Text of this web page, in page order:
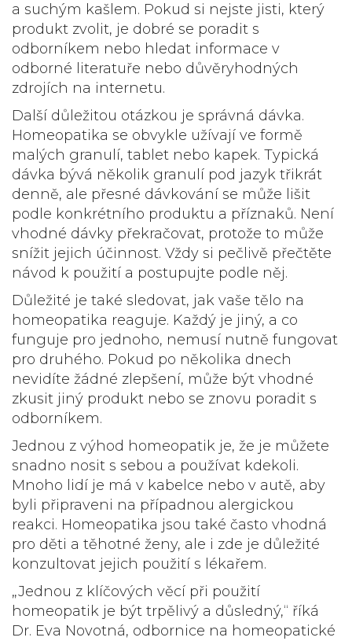
a suchým kašlem. Pokud si nejste jisti, který
produkt zvolit, je dobré se poradit s
odborníkem nebo hledat informace v
odborné literatuře nebo důvěryhodných
zdrojích na internetu.
Další důležitou otázkou je správná dávka.
Homeopatika se obvykle užívají ve formě
malých granulí, tablet nebo kapek. Typická
dávka bývá několik granulí pod jazyk třikrát
denně, ale přesné dávkování se může lišit
podle konkrétního produktu a příznaků. Není
vhodné dávky překračovat, protože to může
snížit jejich účinnost. Vždy si pečlivě přečtěte
návod k použití a postupujte podle něj.
Důležité je také sledovat, jak vaše tělo na
homeopatika reaguje. Každý je jiný, a co
funguje pro jednoho, nemusí nutně fungovat
pro druhého. Pokud po několika dnech
nevidíte žádné zlepšení, může být vhodné
zkusit jiný produkt nebo se znovu poradit s
odborníkem.
Jednou z výhod homeopatik je, že je můžete
snadno nosit s sebou a používat kdekoli.
Mnoho lidí je má v kabelce nebo v autě, aby
byli připraveni na případnou alergickou
reakci. Homeopatika jsou také často vhodná
pro děti a těhotné ženy, ale i zde je důležité
konzultovat jejich použití s lékařem.
„Jednou z klíčových věcí při použití
homeopatik je být trpělivý a důsledný,“ říká
Dr. Eva Novotná, odbornice na homeopatické